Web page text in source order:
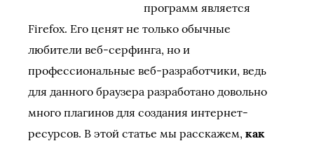
программ является
Firefox. Его ценят не только обычные
любители веб-серфинга, но и
профессиональные веб-разработчики, ведь
для данного браузера разработано довольно
много плагинов для создания интернет-
ресурсов. В этой статье мы расскажем, как